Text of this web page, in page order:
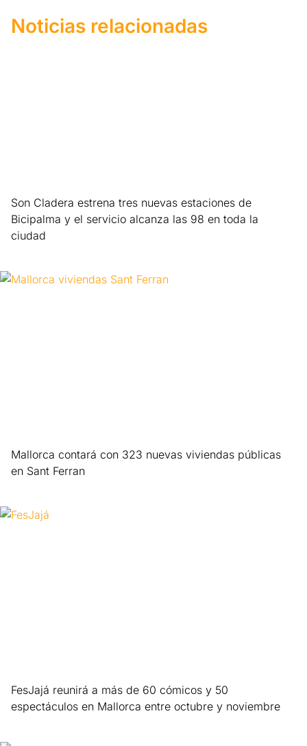
Noticias relacionadas
Son Cladera estrena tres nuevas estaciones de
Bicipalma y el servicio alcanza las 98 en toda la
ciudad
Mallorca contará con 323 nuevas viviendas públicas
en Sant Ferran
FesJajá reunirá a más de 60 cómicos y 50
espectáculos en Mallorca entre octubre y noviembre